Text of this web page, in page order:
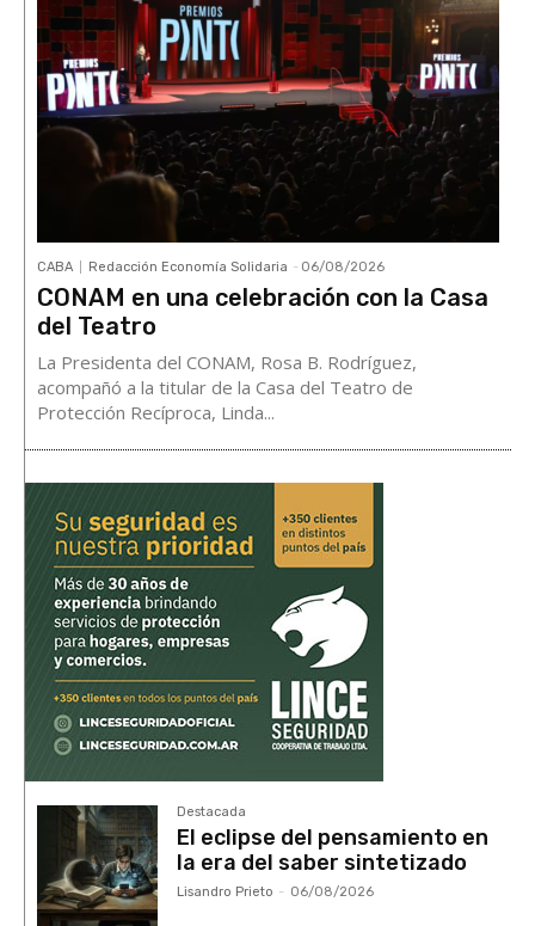
CABA Redacción Economía Solidaria - 06/08/2026
CONAM en una celebración con la Casa
del Teatro
La Presidenta del CONAM, Rosa B. Rodríguez,
acompañó a la titular de la Casa del Teatro de
Protección Recíproca, Linda...
Destacada
El eclipse del pensamiento en
la era del saber sintetizado
Lisandro Prieto - 06/08/2026